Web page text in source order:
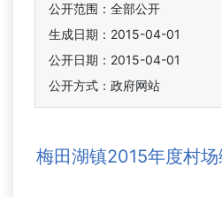
公开范围：全部公开
生成日期：2015-04-01
公开日期：2015-04-01
公开方式：政府网站
梅田湖镇2015年度村